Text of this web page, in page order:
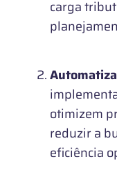
carga
otimizem
reduzir a
eficiência